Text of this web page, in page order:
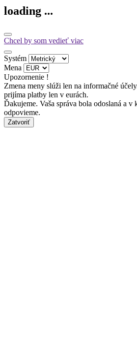
loading ...
Chcel by som vedieť viac
Systém
Mena
Upozornenie !
Zmena meny slúži len na informačné
prijíma platby len v eurách.
Ďakujeme. Vaša správa bola odoslaná a v
odpovieme.
Zatvoriť